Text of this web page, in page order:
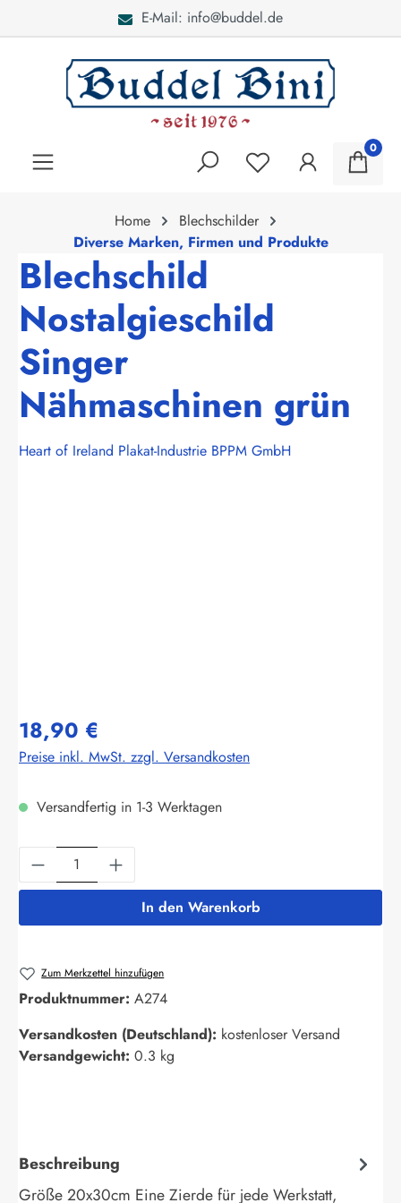
E-Mail: info@buddel.de
0
Home
Blechschilder
Diverse Marken, Firmen und Produkte
Blechschild
Nostalgieschild
Singer
Nähmaschinen grün
Heart of Ireland Plakat-Industrie BPPM GmbH
18,90 €
Preise inkl. MwSt. zzgl. Versandkosten
Versandfertig in 1-3 Werktagen
Produkt Anzahl: Gib den gewünschten
In den Warenkorb
Zum Merkzettel hinzufügen
Produktnummer: A274
Versandkosten (Deutschland): kostenloser Versand
Versandgewicht: 0.3 kg
Beschreibung
Größe 20x30cm Eine Zierde für jede Werkstatt,